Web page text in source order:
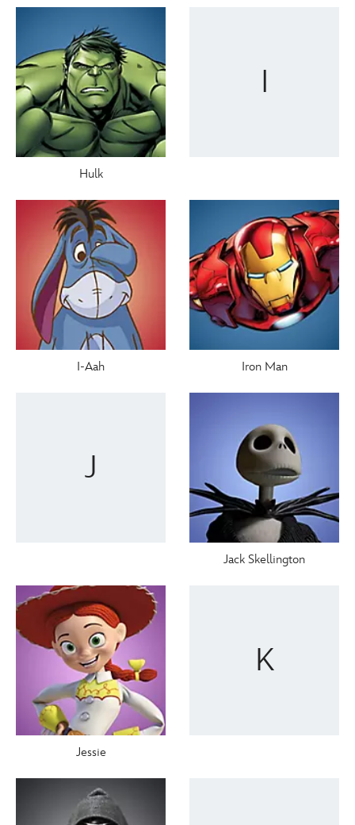
Hulk
I
I-Aah Iron Man
J
Jack Skellington
Jessie
K